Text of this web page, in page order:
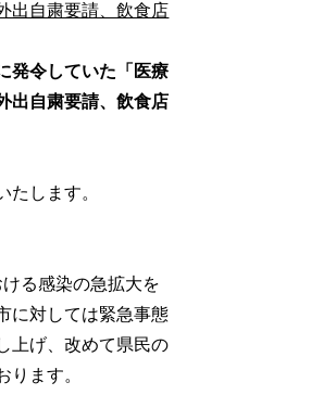
出自粛要請、飲食店
発令していた「医療
出自粛要請、飲食店
します。
る感染の急拡大を
に対しては緊急事態
上げ、改めて県民の
ます。